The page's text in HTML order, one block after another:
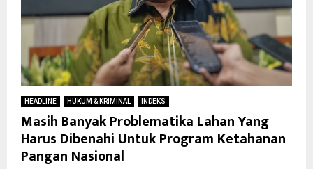
HEADLINE HUKUM & KRIMINAL INDEKS
Masih Banyak Problematika Lahan Yang
Harus Dibenahi Untuk Program Ketahanan
Pangan Nasional